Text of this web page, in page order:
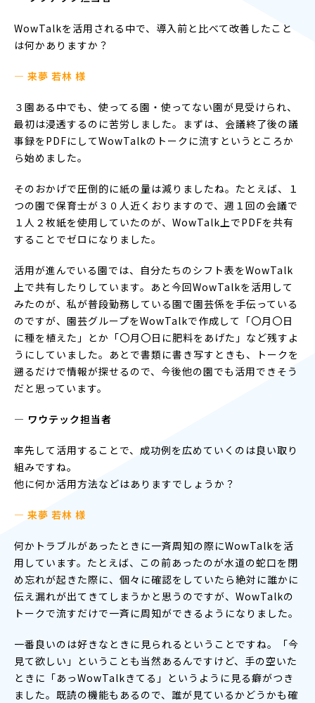
WowTalkを活用される中で、導入前と比べて改善したこと
は何かありますか？
— 来夢 若林 様
３園ある中でも、使ってる園・使ってない園が見受けられ、
最初は浸透するのに苦労しました。まずは、会議終了後の議
事録をPDFにしてWowTalkのトークに流すというところか
ら始めました。
そのおかげで圧倒的に紙の量は減りましたね。たとえば、１
つの園で保育士が３０人近くおりますので、週１回の会議で
１人２枚紙を使用していたのが、WowTalk上でPDFを共有
することでゼロになりました。
活用が進んでいる園では、自分たちのシフト表をWowTalk
上で共有したりしています。あと今回WowTalkを活用して
みたのが、私が普段勤務している園で園芸係を手伝っている
のですが、園芸グループをWowTalkで作成して「〇月〇日
に種を植えた」とか「〇月〇日に肥料をあげた」など残すよ
うにしていました。あとで書類に書き写すときも、トークを
遡るだけで情報が探せるので、今後他の園でも活用できそう
だと思っています。
― ワウテック担当者
率先して活用することで、成功例を広めていくのは良い取り
組みですね。
他に何か活用方法などはありますでしょうか？
— 来夢 若林 様
何かトラブルがあったときに一斉周知の際にWowTalkを活
用しています。たとえば、この前あったのが水道の蛇口を閉
め忘れが起きた際に、個々に確認をしていたら絶対に誰かに
伝え漏れが出てきてしまうかと思うのですが、WowTalkの
トークで流すだけで一斉に周知ができるようになりました。
一番良いのは好きなときに見られるということですね。「今
見て欲しい」ということも当然あるんですけど、手の空いた
ときに「あっWowTalkきてる」というように見る癖がつき
ました。既読の機能もあるので、誰が見ているかどうかも確